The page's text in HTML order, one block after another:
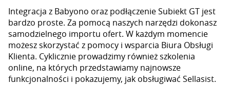
Integracja z Babyono oraz podłączenie Subiekt GT jest
bardzo proste. Za pomocą naszych narzędzi dokonasz
samodzielnego importu ofert. W każdym momencie
możesz skorzystać z pomocy i wsparcia Biura Obsługi
Klienta. Cyklicznie prowadzimy również szkolenia
online, na których przedstawiamy najnowsze
funkcjonalności i pokazujemy, jak obsługiwać Sellasist.